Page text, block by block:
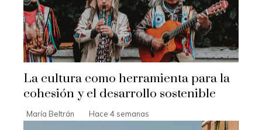
La cultura como herramienta para la
cohesión y el desarrollo sostenible
María Beltrán Hace 4 semanas